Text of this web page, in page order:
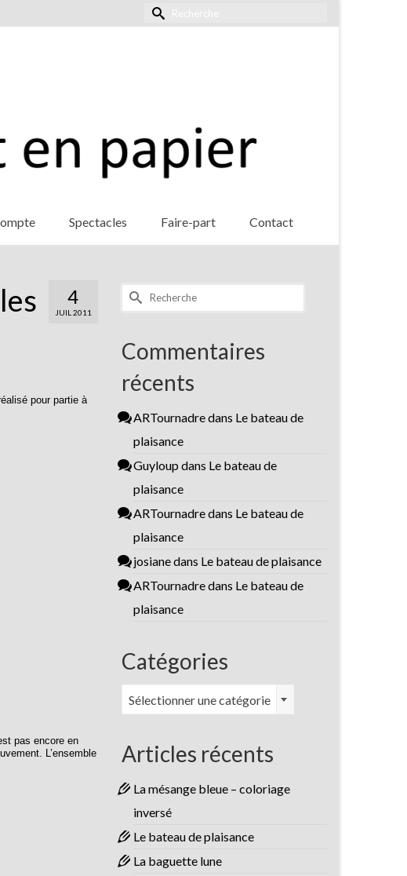
Rechercher :
Spectacles Faire-part Contact
4
JUIL 2011
pour partie à
pas encore en
L’ensemble
Rechercher :
Commentaires
récents
ARTournadredans Le bateau de
plaisance
Guyloup dans Le bateau de
plaisance
ARTournadredans Le bateau de
plaisance
josianedans Le bateau de plaisance
ARTournadredans Le bateau de
plaisance
Catégories
Catégories
Sélectionner une catégorie
Articles récents
La mésange bleue – coloriage
inversé
Le bateau de plaisance
La baguette lune